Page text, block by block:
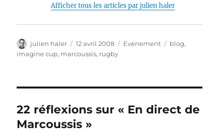
Afficher tous les articles par julien haler
Auteur
julien haler
Publié
le
12 avril 2008 Catégories
Evenement Étiquettes
blog,
imagine cup, marcoussis, rugby
22 réflexions sur « En direct de
Marcoussis »